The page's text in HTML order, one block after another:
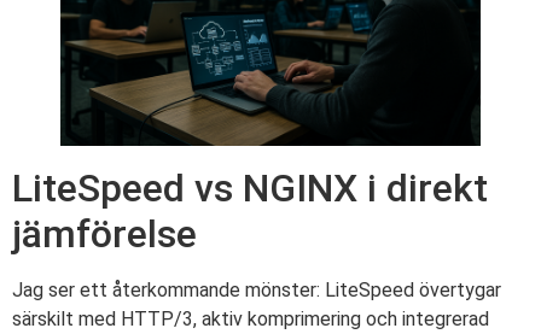
LiteSpeed vs NGINX i direkt
jämförelse
Jag ser ett återkommande mönster: LiteSpeed övertygar
särskilt med HTTP/3, aktiv komprimering och integrerad